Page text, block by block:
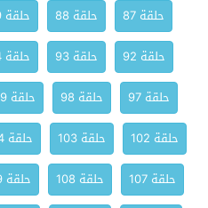
حلقة 87 حلقة 88 حلقة 89
حلقة 92
حلقة 93 حلقة 94
حلقة 97
حلقة 98 حلقة 99
حلقة 102
حلقة 103 حلقة 104
حلقة 107
حلقة 108 حلقة 109